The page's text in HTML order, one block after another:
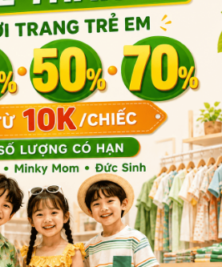
tư
cùng phân khúc